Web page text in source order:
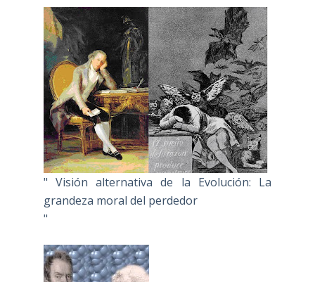
" Visión alternativa de la Evolución: La
grandeza moral del perdedor
"